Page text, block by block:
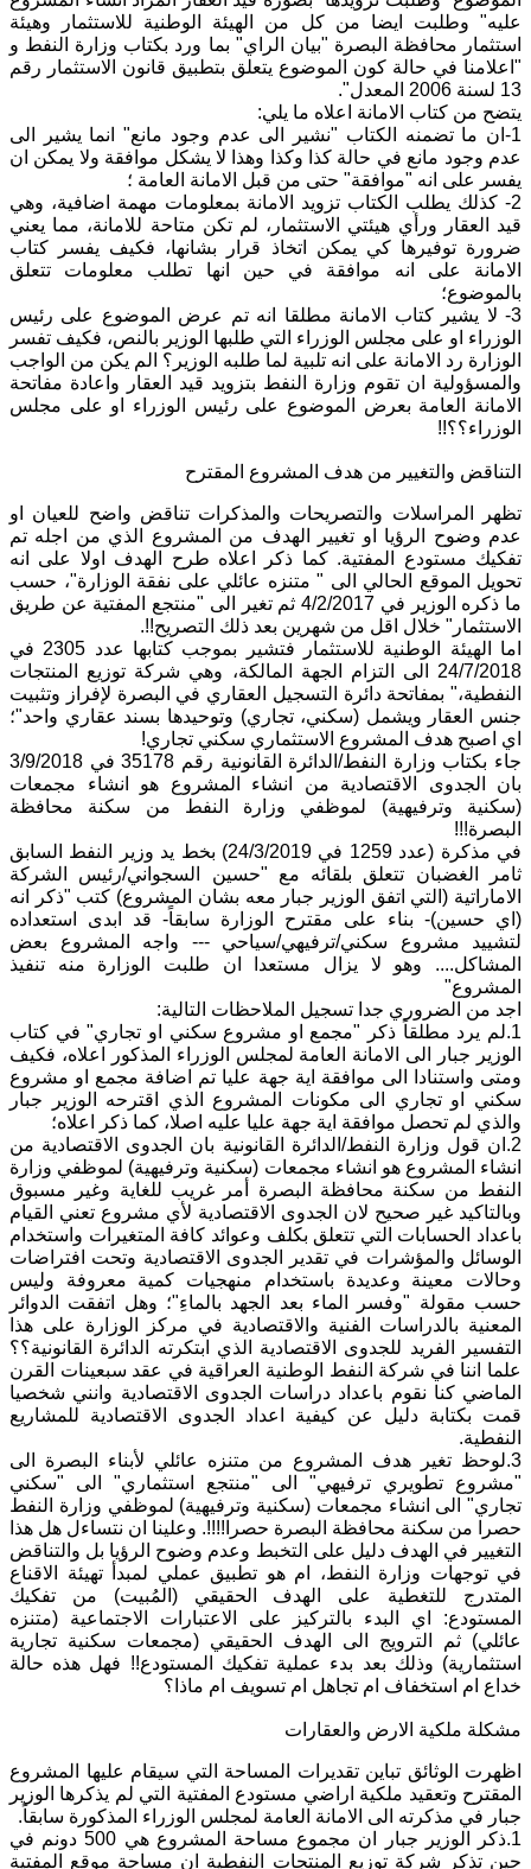
عليه" وطلبت ايضا من كل من الهيئة الوطنية للاستثمار وهيئة
استثمار محافظة البصرة "بيان الراي" بما ورد بكتاب وزارة النفط و
"اعلامنا في حالة كون الموضوع يتعلق بتطبيق قانون الاستثمار رقم
13 لسنة 2006 المعدل".
يتضح من كتاب الامانة اعلاه ما يلي:
1-ان ما تضمنه الكتاب "نشير الى عدم وجود مانع" انما يشير الى
عدم وجود مانع في حالة كذا وكذا وهذا لا يشكل موافقة ولا يمكن ان
يفسر على انه "موافقة" حتى من قبل الامانة العامة ؛
2- كذلك يطلب الكتاب تزويد الامانة بمعلومات مهمة اضافية، وهي
قيد العقار ورأي هيئتي الاستثمار، لم تكن متاحة للامانة، مما يعني
ضرورة توفيرها كي يمكن اتخاذ قرار بشانها، فكيف يفسر كتاب
الامانة على انه موافقة في حين انها تطلب معلومات تتعلق
بالموضوع؛
3- لا يشير كتاب الامانة مطلقا انه تم عرض الموضوع على رئيس
الوزراء او على مجلس الوزراء التي طلبها الوزير بالنص، فكيف تفسر
الوزارة رد الامانة على انه تلبية لما طلبه الوزير؟ الم يكن من الواجب
والمسؤولية ان تقوم وزارة النفط بتزويد قيد العقار واعادة مفاتحة
الامانة العامة بعرض الموضوع على رئيس الوزراء او على مجلس
الوزراء؟؟!!
التناقض والتغيير من هدف المشروع المقترح
تظهر المراسلات والتصريحات والمذكرات تناقض واضح للعيان او
عدم وضوح الرؤيا او تغيير الهدف من المشروع الذي من اجله تم
تفكيك مستودع المفتية. كما ذكر اعلاه طرح الهدف اولا على انه
تحويل الموقع الحالي الى " متنزه عائلي على نفقة الوزارة"، حسب
ما ذكره الوزير في 4/2/2017 ثم تغير الى "منتجع المفتية عن طريق
الاستثمار" خلال اقل من شهرين بعد ذلك التصريح!!.
اما الهيئة الوطنية للاستثمار فتشير بموجب كتابها عدد 2305 في
24/7/2018 الى التزام الجهة المالكة، وهي شركة توزيع المنتجات
النفطية،" بمفاتحة دائرة التسجيل العقاري في البصرة لإفراز وتثبيت
جنس العقار ويشمل (سكني، تجاري) وتوحيدها بسند عقاري واحد"؛
اي اصبح هدف المشروع الاستثماري سكني تجاري!
جاء بكتاب وزارة النفط/الدائرة القانونية رقم 35178 في 3/9/2018
بان الجدوى الاقتصادية من انشاء المشروع هو انشاء مجمعات
(سكنية وترفيهية) لموظفي وزارة النفط من سكنة محافظة
البصرة!!!
في مذكرة (عدد 1259 في 24/3/2019) بخط يد وزير النفط السابق
ثامر الغضبان تتعلق بلقائه مع "حسين السجواني/رئيس الشركة
الاماراتية (التي اتفق الوزير جبار معه بشان المشروع) كتب "ذكر انه
(اي حسين)- بناء على مقترح الوزارة سابقاً- قد ابدى استعداده
لتشييد مشروع سكني/ترفيهي/سياحي --- واجه المشروع بعض
المشاكل.... وهو لا يزال مستعدا ان طلبت الوزارة منه تنفيذ
المشروع"
اجد من الضروري جدا تسجيل الملاحظات التالية:
1.لم يرد مطلقاً ذكر "مجمع او مشروع سكني او تجاري" في كتاب
الوزير جبار الى الامانة العامة لمجلس الوزراء المذكور اعلاه، فكيف
ومتى واستنادا الى موافقة اية جهة عليا تم اضافة مجمع او مشروع
سكني او تجاري الى مكونات المشروع الذي اقترحه الوزير جبار
والذي لم تحصل موافقة اية جهة عليا عليه اصلا، كما ذكر اعلاه؛
2.ان قول وزارة النفط/الدائرة القانونية بان الجدوى الاقتصادية من
انشاء المشروع هو انشاء مجمعات (سكنية وترفيهية) لموظفي وزارة
النفط من سكنة محافظة البصرة أمر غريب للغاية وغير مسبوق
وبالتاكيد غير صحيح لان الجدوى الاقتصادية لأي مشروع تعني القيام
باعداد الحسابات التي تتعلق بكلف وعوائد كافة المتغيرات واستخدام
الوسائل والمؤشرات في تقدير الجدوى الاقتصادية وتحت افتراضات
وحالات معينة وعديدة باستخدام منهجيات كمية معروفة وليس
حسب مقولة "وفسر الماء بعد الجهد بالماءِ"؛ وهل اتفقت الدوائر
المعنية بالدراسات الفنية والاقتصادية في مركز الوزارة على هذا
التفسير الفريد للجدوى الاقتصادية الذي ابتكرته الدائرة القانونية؟؟
علما اننا في شركة النفط الوطنية العراقية في عقد سبعينات القرن
الماضي كنا نقوم باعداد دراسات الجدوى الاقتصادية وانني شخصيا
قمت بكتابة دليل عن كيفية اعداد الجدوى الاقتصادية للمشاريع
النفطية.
3.لوحظ تغير هدف المشروع من متنزه عائلي لأبناء البصرة الى
"مشروع تطويري ترفيهي" الى "منتجع استثماري" الى "سكني
تجاري" الى انشاء مجمعات (سكنية وترفيهية) لموظفي وزارة النفط
حصرا من سكنة محافظة البصرة حصرا!!!!. وعلينا ان نتساءل هل هذا
التغيير في الهدف دليل على التخبط وعدم وضوح الرؤيا بل والتناقض
في توجهات وزارة النفط، ام هو تطبيق عملي لمبدأ تهيئة الاقناع
المتدرج للتغطية على الهدف الحقيقي (المُبيت) من تفكيك
المستودع: اي البدء بالتركيز على الاعتبارات الاجتماعية (متنزه
عائلي) ثم الترويج الى الهدف الحقيقي (مجمعات سكنية تجارية
استثمارية) وذلك بعد بدء عملية تفكيك المستودع!! فهل هذه حالة
خداع ام استخفاف ام تجاهل ام تسويف ام ماذا؟
مشكلة ملكية الارض والعقارات
اظهرت الوثائق تباين تقديرات المساحة التي سيقام عليها المشروع
المقترح وتعقيد ملكية اراضي مستودع المفتية التي لم يذكرها الوزير
جبار في مذكرته الى الامانة العامة لمجلس الوزراء المذكورة سابقاً.
1.ذكر الوزير جبار ان مجموع مساحة المشروع هي 500 دونم في
حين تذكر شركة توزيع المنتجات النفطية ان مساحة موقع المفتية